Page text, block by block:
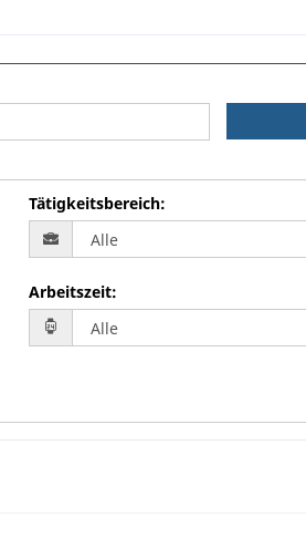
Tätigkeitsbereich:
Arbeitszeit: